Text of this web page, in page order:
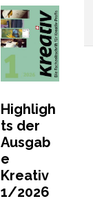
Highligh
ts der
Ausgab
e
Kreativ
1/2026